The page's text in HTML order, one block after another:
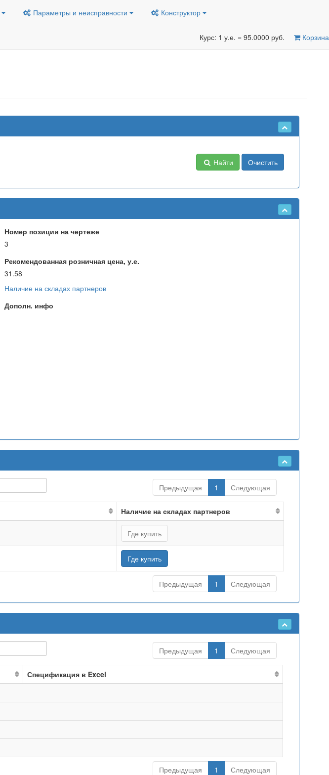
Параметры и неисправности Конструктор
Курс: 1 у.е. = 95.0000 руб. Корзина
Найти
Очистить
Номер позиции на чертеже
3
Рекомендованная розничная цена, у.е.
31.58
Наличие на складах партнеров
Дополн. инфо
Предыдущая 1 Следующая
Наличие на складах партнеров
Где купить
Где купить
Предыдущая 1 Следующая
Предыдущая 1 Следующая
Спецификация в Excel
Предыдущая 1 Следующая